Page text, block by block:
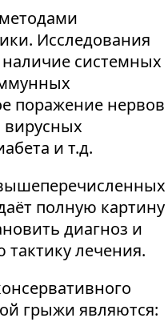
Исследования
системных
поражение нервов
и т.д.
полную картину
диагноз и
лечения.
грыжи являются: